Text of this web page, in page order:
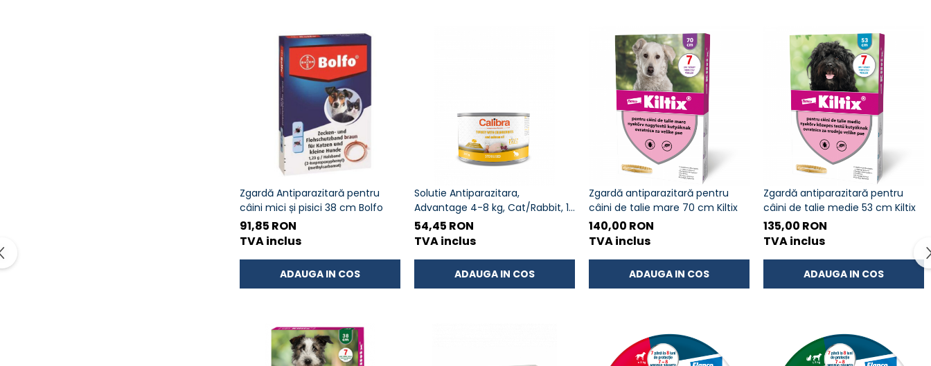
Zgardă Antiparazitară pentru
câini mici și pisici 38 cm Bolfo
91,85 RON
TVA inclus
ADAUGA IN COS
Solutie Antiparazitara,
Advantage 4-8 kg, Cat/Rabbit, 1
pipeta
54,45 RON
TVA inclus
ADAUGA IN COS
Zgardă antiparazitară pentru
câini de talie mare 70 cm Kiltix
140,00 RON
TVA inclus
ADAUGA IN COS
Zgardă antiparazitară pentru
câini de talie medie 53 cm Kiltix
135,00 RON
TVA inclus
ADAUGA IN COS